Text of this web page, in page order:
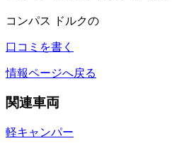
コンパス ドルクの
口コミを書く
情報ページへ戻る
関連車両
軽キャンパー